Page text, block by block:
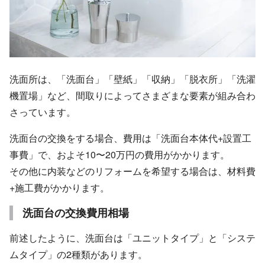
洗面所は、「洗面台」「壁紙」「収納」「脱衣所」「洗濯
機置場」など、間取りによってさまざまな要素が組み合わ
さっています。
洗面台の交換をする場合、費用は「洗面台本体代+設置工
事費」で、およそ10〜20万円の費用がかかります。
その他に内装などのリフォームを希望する場合は、材料費
+施工費がかかります。
洗面台の交換費用相場
前述したように、洗面台は「ユニットタイプ」と「システ
ムタイプ」の2種類があります。